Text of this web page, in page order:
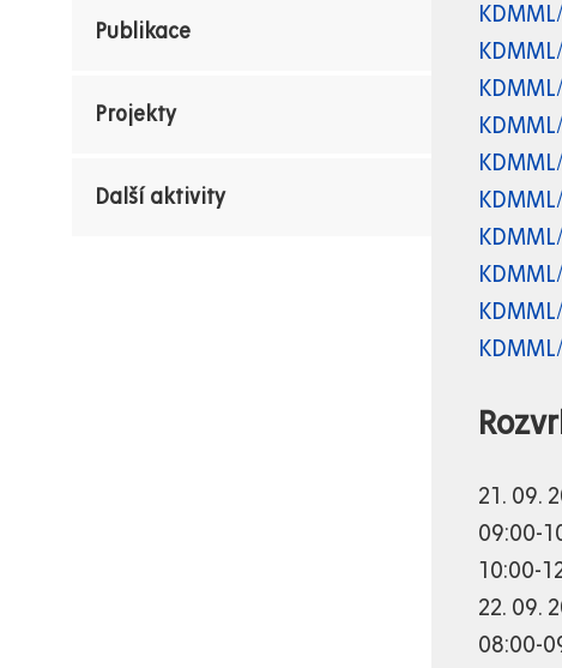
Publikace
Projekty
Další aktivity
21. 09.
09:00-
10:00-
22. 09.
08:00-